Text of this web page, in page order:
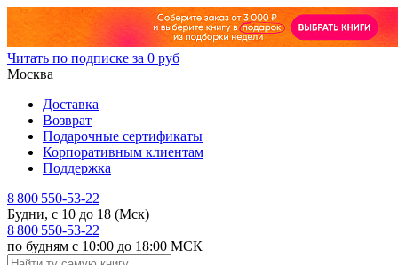
Читать по подписке за 0 руб
Москва
Доставка
Возврат
Подарочные сертификаты
Корпоративным клиентам
Поддержка
8 800 550-53-22
Будни, с 10 до 18 (Мск)
8 800 550-53-22
по будням с 10:00 до 18:00 МСК